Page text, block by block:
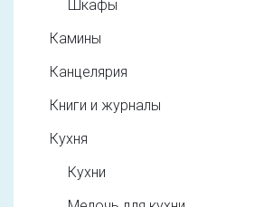
Шкафы
Камины
Канцелярия
Книги и журналы
Кухня
Кухни